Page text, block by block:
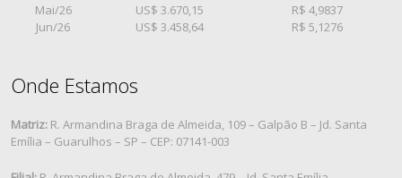
Mai/26
US$ 3.670,15
R$ 4,9837
Jun/26
US$ 3.458,64 R$ 5,1276
Onde Estamos
Matriz: R. Armandina Braga de Almeida, 109 – Galpão B – Jd. Santa
Emília – Guarulhos – SP – CEP: 07141-003